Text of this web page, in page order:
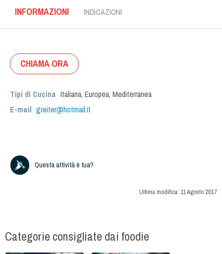
INFORMAZIONI INDICAZIONI
CHIAMA ORA
Tipi di Cucina Italiana, Europea, Mediterranea
E-mail greiter@hotmail.it
Questa attività è tua?
Ultima modifica: 11 Agosto 2017
Categorie consigliate dai foodie